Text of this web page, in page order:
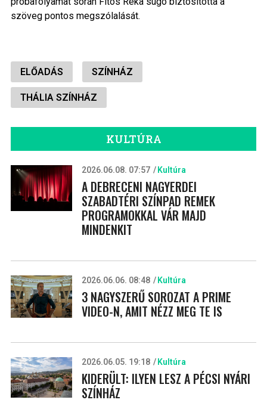
szöveg pontos megszólalását.
ELŐADÁS SZÍNHÁZ
THÁLIA SZÍNHÁZ
KULTÚRA
2026.06.08. 07:57 Kultúra
A DEBRECENI NAGYERDEI
SZABADTÉRI SZÍNPAD REMEK
PROGRAMOKKAL VÁR MAJD
MINDENKIT
2026.06.06. 08:48 Kultúra
3 NAGYSZERŰ SOROZAT A PRIME
VIDEO-N, AMIT NÉZZ MEG TE IS
2026.06.05. 19:18 Kultúra
KIDERÜLT: ILYEN LESZ A PÉCSI NYÁRI
SZÍNHÁZ